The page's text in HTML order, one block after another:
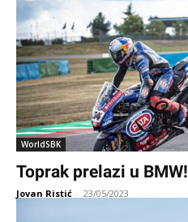
WorldSBK
Toprak prelazi u BMW!
Jovan Ristić - 23/05/2023